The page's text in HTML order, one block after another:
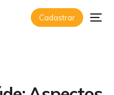
Cadastrar